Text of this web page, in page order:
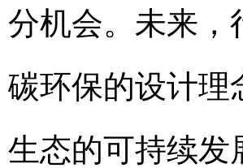
分机会。未来，
碳环保的设计理
生态的可持续发